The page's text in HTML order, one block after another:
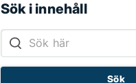
Sök i innehåll